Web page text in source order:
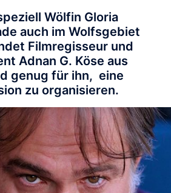
Wölfin Gloria
auch im Wolfsgebiet
Filmregisseur und
Adnan G. Köse aus
genug für ihn, eine
zu organisieren.